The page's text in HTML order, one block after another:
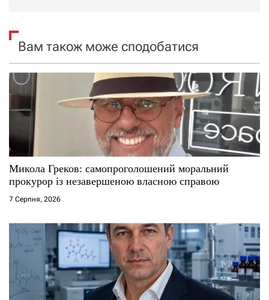
і
я
з
а
и
с
і
в
Вам також може сподобатися
Микола Греков: самопроголошений моральний
прокурор із незавершеною власною справою
7 Серпня, 2026